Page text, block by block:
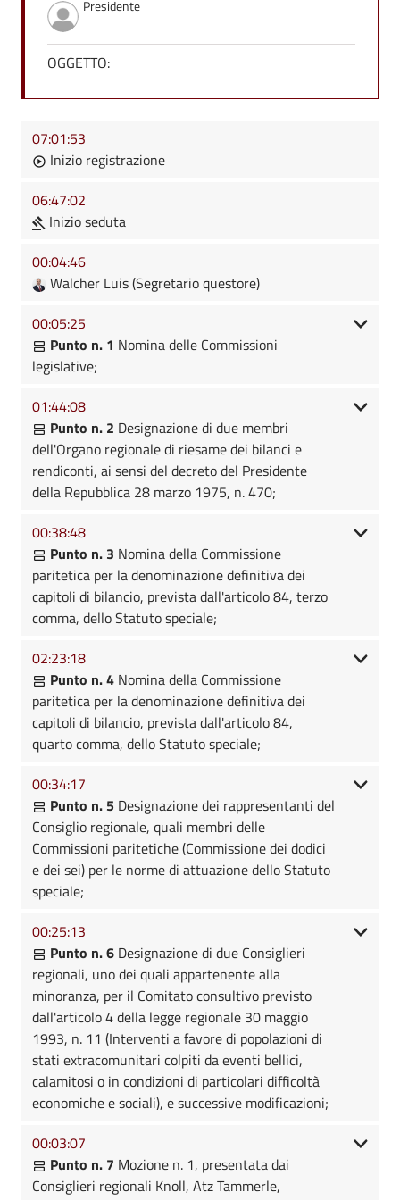
Presidente
OGGETTO:
07:01:53
Inizio registrazione
06:47:02
Inizio seduta
00:04:46
Walcher Luis (Segretario questore)
00:05:25
Punto n. 1 Nomina delle Commissioni
legislative;
01:44:08
Punto n. 2 Designazione di due membri
dell'Organo regionale di riesame dei bilanci e
rendiconti, ai sensi del decreto del Presidente
della Repubblica 28 marzo 1975, n. 470;
00:38:48
Punto n. 3 Nomina della Commissione
paritetica per la denominazione definitiva dei
capitoli di bilancio, prevista dall'articolo 84, terzo
comma, dello Statuto speciale;
02:23:18
Punto n. 4 Nomina della Commissione
paritetica per la denominazione definitiva dei
capitoli di bilancio, prevista dall'articolo 84,
quarto comma, dello Statuto speciale;
00:34:17
Punto n. 5 Designazione dei rappresentanti del
Consiglio regionale, quali membri delle
Commissioni paritetiche (Commissione dei dodici
e dei sei) per le norme di attuazione dello Statuto
speciale;
00:25:13
Punto n. 6 Designazione di due Consiglieri
regionali, uno dei quali appartenente alla
minoranza, per il Comitato consultivo previsto
dall'articolo 4 della legge regionale 30 maggio
1993, n. 11 (Interventi a favore di popolazioni di
stati extracomunitari colpiti da eventi bellici,
calamitosi o in condizioni di particolari difficoltà
economiche e sociali), e successive modificazioni;
00:03:07
Punto n. 7 Mozione n. 1, presentata dai
Consiglieri regionali Knoll, Atz Tammerle,